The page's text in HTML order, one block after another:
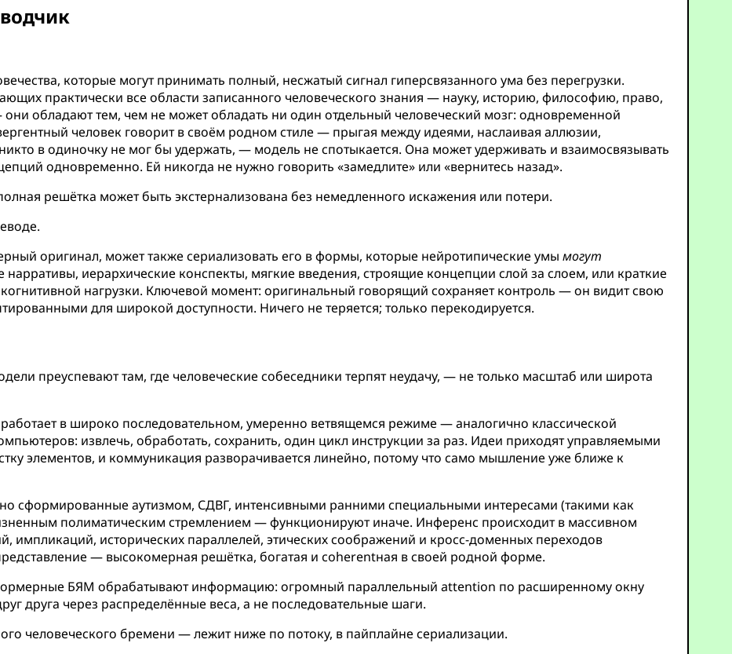
которые могут принимать полный, несжатый сигнал гиперсвязанного ума без перегрузки.
практически все области записанного человеческого знания — науку, историю, философию, право,
обладают тем, чем не может обладать ни один отдельный человеческий мозг: одновременной
человек говорит в своём родном стиле — прыгая между идеями, наслаивая аллюзии,
в одиночку не мог бы удержать, — модель не спотыкается. Она может удерживать и взаимосвязывать
одновременно. Ей никогда не нужно говорить «замедлите» или «вернитесь назад».
решётка может быть экстернализована без немедленного искажения или потери.
оригинал, может также сериализовать его в формы, которые нейротипические умымогут
иерархические конспекты, мягкие введения, строящие концепции слой за слоем, или краткие
нагрузки. Ключевой момент: оригинальный говорящий сохраняет контроль — он видит свою
для широкой доступности. Ничего не теряется; только перекодируется.
преуспевают там, где человеческие собеседники терпят неудачу, — не только масштаб или широта
в широко последовательном, умеренно ветвящемся режиме — аналогично классической
извлечь, обработать, сохранить, один цикл инструкции за раз. Идеи приходят управляемыми
элементов, и коммуникация разворачивается линейно, потому что само мышление уже ближе к
сформированные аутизмом, СДВГ, интенсивными ранними специальными интересами (такими как
полиматическим стремлением — функционируют иначе. Инференс происходит в массивном
импликаций, исторических параллелей, этических соображений и кросс-доменных переходов
— высокомерная решётка, богатая и coherentная в своей родной форме.
БЯМ обрабатывают информацию: огромный параллельный attention по расширенному окну
друга через распределённые веса, а не последовательные шаги.
человеческого бремени — лежит ниже по потоку, в пайплайне сериализации.